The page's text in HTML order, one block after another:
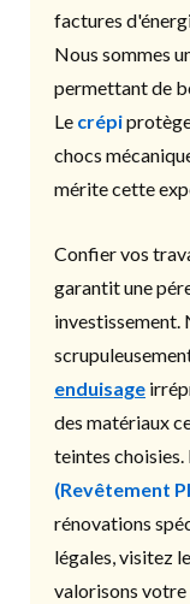
factures
Nous sommes
permettant de
Le crépi
chocs
mérite cette
Confier vos
garantit une
enduisage
des matériaux
teintes
(Revêtement
rénovations
légales, visitez
valorisons votre